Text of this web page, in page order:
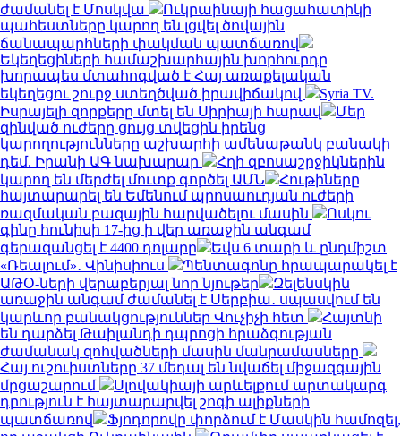
ժամանել է Մոսկվա
Ուկրաինայի հացահատիկի
պահեստները կարող են լցվել ծովային
ճանապարհների փակման պատճառով
Եկեղեցիների համաշխարհային խորհուրդը
խորապես մտահոգված է Հայ առաքելական
եկեղեցու շուրջ ստեղծված իրավիճակով
Syria TV.
Իսրայելի զորքերը մտել են Սիրիայի հարավ
Մեր
զինված ուժերը ցույց տվեցին իրենց
կարողությունները աշխարհի ամենաթանկ բանակի
դեմ. Իրանի ԱԳ նախարար
Հղի զբոսաշրջիկներին
կարող են մերժել մուտք գործել ԱՄՆ
Հութիները
հայտարարել են Եմենում պրոսաուդյան ուժերի
ռազմական բազային հարվածելու մասին
Ոսկու
գինը հունիսի 17-ից ի վեր առաջին անգամ
գերազանցել է 4400 դոլարը
Եվս 6 տարի և ընդմիշտ
«Ռեալում»․ Վինիսիուս
Պենտագոնը հրապարակել է
ԱԹՕ-ների վերաբերյալ նոր նյութեր
Զելենսկին
առաջին անգամ ժամանել է Սերբիա․ սպասվում են
կարևոր բանակցություններ Վուչիչի հետ
Հայտնի
են դարձել Թաիլանդի դպրոցի հրաձգության
ժամանակ զոհվածների մասին մանրամասները
Հայ ուշուիստները 37 մեդալ են նվաճել միջազգային
մրցաշարում
Սլովակիայի արևելքում արտակարգ
դրություն է հայտարարվել շոգի ալիքների
պատճառով
Ֆյոդորովը փորձում է Մասկին համոզել,